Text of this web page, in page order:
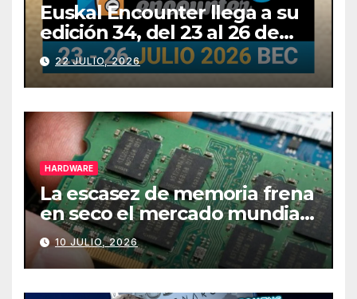
Euskal Encounter llega a su
edición 34, del 23 al 26 de
julio
22 JULIO, 2026
HARDWARE
La escasez de memoria frena
en seco el mercado mundial
de PCs
10 JULIO, 2026